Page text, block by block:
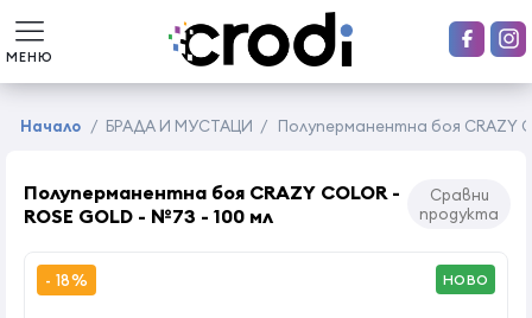
МЕНЮ
Начало / БРАДА И МУСТАЦИ / Полуперманентна боя CRAZY
Полуперманентна боя CRAZY COLOR -
ROSE GOLD - №73 - 100 мл
Сравни
продукта
- 18% НОВО